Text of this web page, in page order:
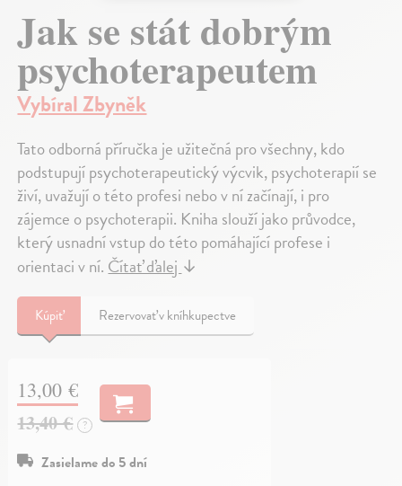
Jak se stát dobrým
psychoterapeutem
Vybíral Zbyněk
Tato odborná příručka je užitečná pro všechny, kdo
podstupují psychoterapeutický výcvik, psychoterapií se
živí, uvažují o této profesi nebo v ní začínají, i pro
zájemce o psychoterapii. Kniha slouží jako průvodce,
který usnadní vstup do této pomáhající profese i
orientaci v ní.Čítať ďalej↓
Kúpiť Rezervovať v kníhkupectve
13,00 €
13,40 € ?
Zasielame do 5 dní